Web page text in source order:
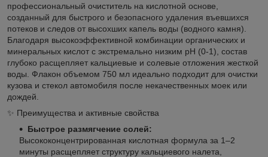
профессиональный очиститель на кислотной основе,
созданный для быстрого и безопасного удаления въевшихся
потеков и следов от высохших капель воды (водного камня).
Благодаря высокоэффективной комбинации органических и
минеральных кислот с экстремально низким pH (0-1), состав
глубоко расщепляет кальциевые и солевые отложения жесткой
воды. Флакон объемом 750 мл идеально подходит для очистки
кузова и стекол автомобиля после некачественных моек или
дождей.
✨ Преимущества и активные свойства
Быстрое размягчение солей:
Высококонцентрированная кислотная формула за 1–2
минуты расщепляет структуру кальциевого налета,